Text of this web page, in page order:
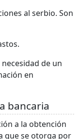
al serbio. Son
de un
en
bancaria
a la obtención
que se otorga por